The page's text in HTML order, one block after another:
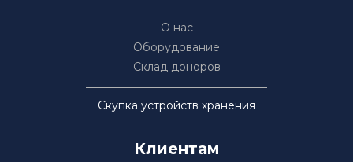
О нас
Оборудование
Склад доноров
Скупка устройств хранения
Клиентам